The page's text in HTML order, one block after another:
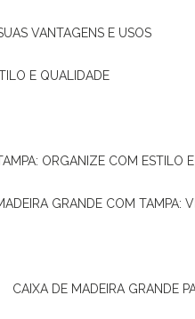
VANTAGENS E USOS
E QUALIDADE
ORGANIZE COM ESTILO
GRANDE COM TAMPA:
CAIXA DE MADEIRA GRANDE